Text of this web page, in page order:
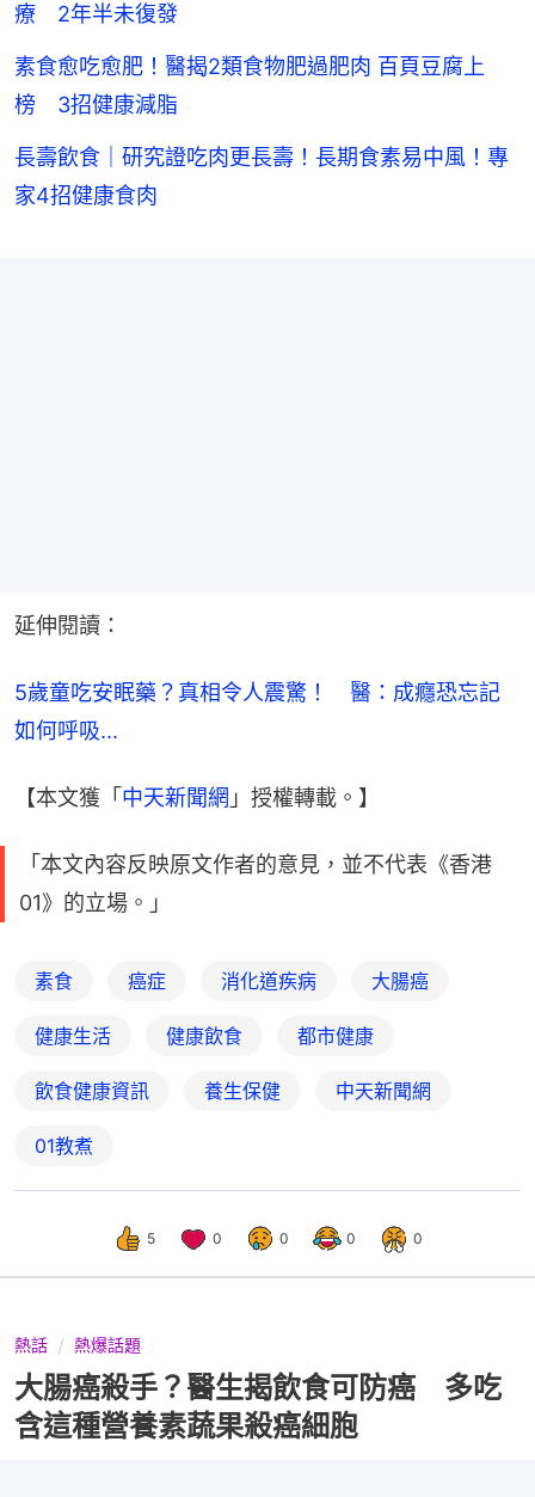
療 2年半未復發
素食愈吃愈肥！醫揭2類食物肥過肥肉 百頁豆腐上
榜 3招健康減脂
長壽飲食｜研究證吃肉更長壽！長期食素易中風！專
家4招健康食肉
延伸閱讀：
5歲童吃安眠藥？真相令人震驚！　醫：成癮恐忘記
如何呼吸...
【本文獲「 中天新聞網 」授權轉載。】
「本文內容反映原文作者的意見，並不代表《香港
01》的立場。」
素食 癌症 消化道疾病 大腸癌
健康生活 健康飲食 都市健康
飲食健康資訊 養生保健 中天新聞網
01教煮
5 0 0 0 0
熱話 熱爆話題
大腸癌殺手？醫生揭飲食可防癌 多吃
含這種營養素蔬果殺癌細胞